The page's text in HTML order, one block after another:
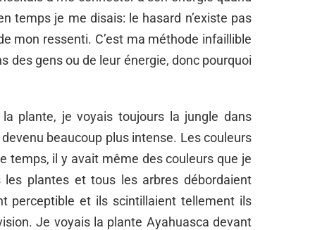
temps je me disais: le hasard n’existe pas
mon ressenti. C’est ma méthode infaillible
des gens ou de leur énergie, donc pourquoi
plante, je voyais toujours la jungle dans
beaucoup plus intense. Les couleurs
temps, il y avait même des couleurs que je
les plantes et tous les arbres débordaient
perceptible et ils scintillaient tellement ils
Je voyais la plante Ayahuasca devant